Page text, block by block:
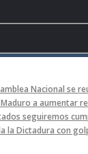
Nacional se
Maduro a aumentar
seguiremos
la Dictadura con